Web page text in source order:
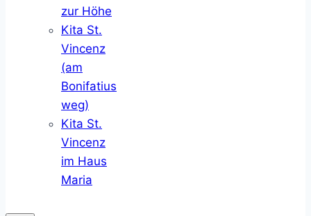
zur Höhe
Kita St.
Vincenz
(am
Bonifatius
weg)
Kita St.
Vincenz
im Haus
Maria